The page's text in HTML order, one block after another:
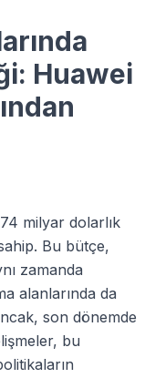
Huawei
milyar dolarlık
Bu bütçe,
zamanda
alanlarında da
son dönemde
bu